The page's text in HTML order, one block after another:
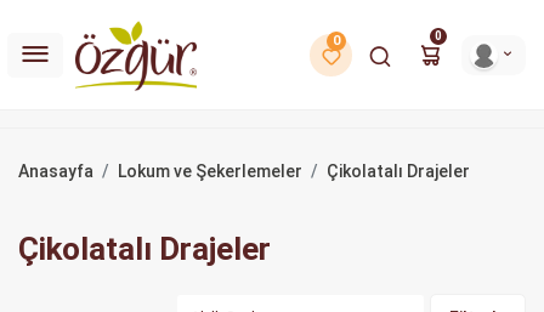
0 0
Anasayfa Lokum ve Şekerlemeler Çikolatalı Drajeler
Çikolatalı Drajeler